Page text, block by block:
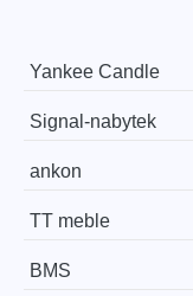
Yankee Candle
Signal-nabytek
ankon
TT meble
BMS